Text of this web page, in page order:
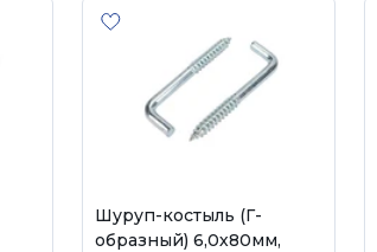
Шуруп-костыль (Г-
образный) 6,0х80мм,